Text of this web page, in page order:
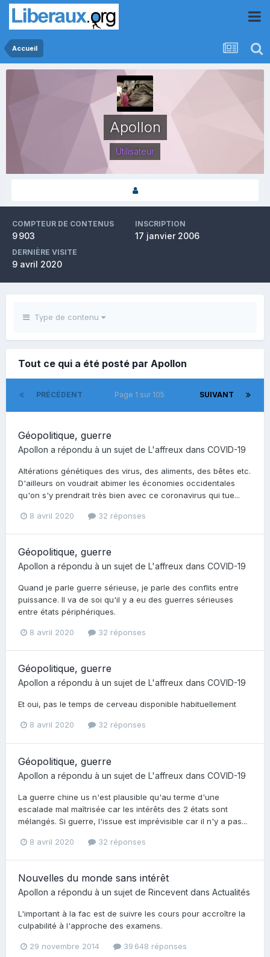
Accueil
Apollon
Utilisateur
COMPTEUR DE CONTENUS
9 903
INSCRIPTION
17 janvier 2006
DERNIÈRE VISITE
9 avril 2020
Type de contenu
Tout ce qui a été posté par Apollon
PRÉCÉDENT SUIVANT
Page 1 sur 105
Géopolitique, guerre
Apollon a répondu à un sujet de L'affreux dans COVID-19
Altérations génétiques des virus, des aliments, des bêtes etc.
D'ailleurs on voudrait abimer les économies occidentales
qu'on s'y prendrait très bien avec ce coronavirus qui tue...
8 avril 2020 32 réponses
Géopolitique, guerre
Apollon a répondu à un sujet de L'affreux dans COVID-19
Quand je parle guerre sérieuse, je parle des conflits entre
puissance. Il va de soi qu'il y a eu des guerres sérieuses
entre états périphériques.
8 avril 2020 32 réponses
Géopolitique, guerre
Apollon a répondu à un sujet de L'affreux dans COVID-19
Et oui, pas le temps de cerveau disponible habituellement
8 avril 2020 32 réponses
Géopolitique, guerre
Apollon a répondu à un sujet de L'affreux dans COVID-19
La guerre chine us n'est plausible qu'au terme d'une
escalade mal maîtrisée car les intérêts des 2 états sont
mélangés. Si guerre, l'issue est imprévisible car il n'y a pas...
8 avril 2020 32 réponses
Nouvelles du monde sans intérêt
Apollon a répondu à un sujet de Rincevent dans Actualités
L'important à la fac est de suivre les cours pour accroître la
culpabilité à l'approche des examens.
29 novembre 2014 39 648 réponses